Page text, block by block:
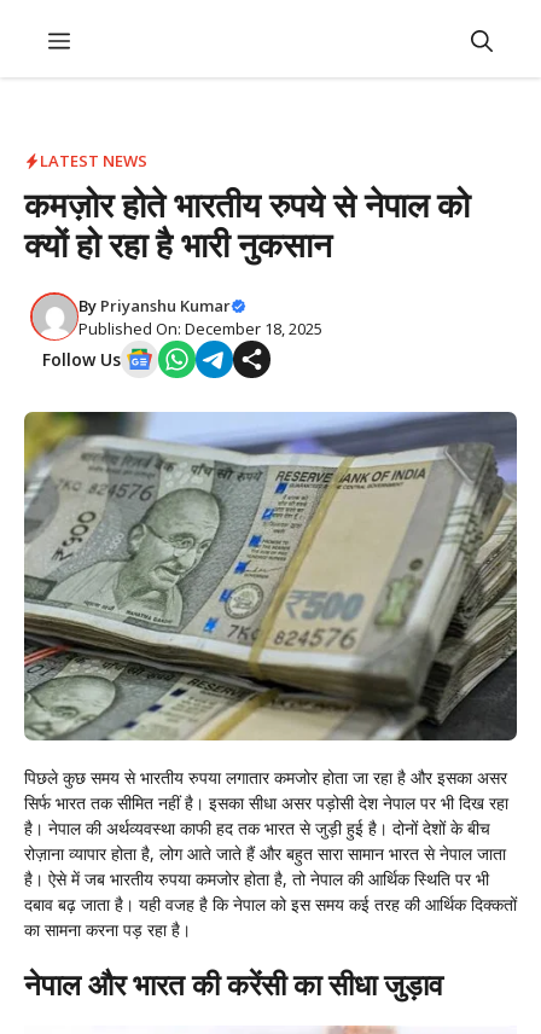
Menu
LATEST NEWS
कमज़ोर होते भारतीय रुपये से नेपाल को
क्यों हो रहा है भारी नुकसान
By Priyanshu Kumar
Published On: December 18, 2025
Follow Us
पिछले कुछ समय से भारतीय रुपया लगातार कमजोर होता जा रहा है और इसका असर
सिर्फ भारत तक सीमित नहीं है। इसका सीधा असर पड़ोसी देश नेपाल पर भी दिख रहा
है। नेपाल की अर्थव्यवस्था काफी हद तक भारत से जुड़ी हुई है। दोनों देशों के बीच
रोज़ाना व्यापार होता है, लोग आते जाते हैं और बहुत सारा सामान भारत से नेपाल जाता
है। ऐसे में जब भारतीय रुपया कमजोर होता है, तो नेपाल की आर्थिक स्थिति पर भी
दबाव बढ़ जाता है। यही वजह है कि नेपाल को इस समय कई तरह की आर्थिक दिक्कतों
का सामना करना पड़ रहा है।
नेपाल और भारत की करेंसी का सीधा जुड़ाव